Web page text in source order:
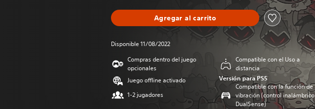
Agregar al carrito
Disponible 11/08/2022
Compras dentro del juego
opcionales
Juego offline activado
1-2 jugadores
Compatible con el Uso a
distancia
Versión para PS5
Compatible con la función de
vibración (control inalámbrico
DualSense)